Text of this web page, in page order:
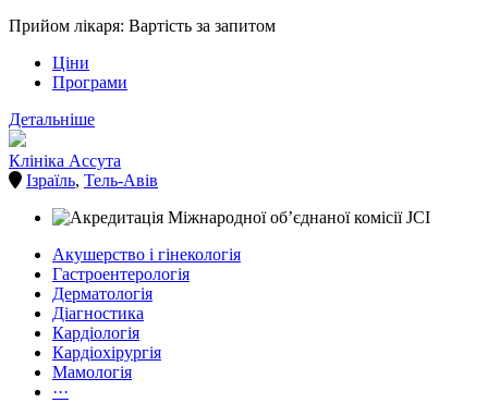
Прийом лікаря: Вартість за запитом
Ціни
Програми
Детальніше
Клініка Ассута
Ізраїль, Тель-Авів
Акушерство і гінекологія
Гастроентерологія
Дерматологія
Діагностика
Кардіологія
Кардіохірургія
Мамологія
···